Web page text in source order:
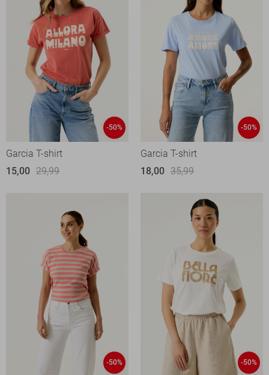
-50%
Garcia T-shirt
15,00 29,99
-50%
Garcia T-shirt
18,00 35,99
-50% -50%